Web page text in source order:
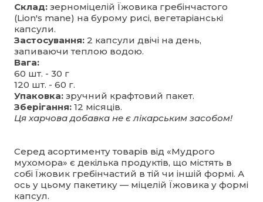
Склад: зерноміцелій Їжовика гребінчастого
(Lion's mane) на бурому рисі, вегетаріанські
капсули.
Застосування: 2 капсули двічі на день,
запиваючи теплою водою.
Вага:
60 шт. - 30 г
120 шт. - 60 г.
Упаковка: зручний крафтовий пакет.
Зберігання: 12 місяців.
Ця харчова добавка не є лікарським засобом!
Серед асортименту товарів від «Мудрого
мухомора» є декілька продуктів, що містять в
собі Їжовик гребінчастий в тій чи іншій формі. А
ось у цьому пакетику — міцелій Їжовика у формі
капсул.